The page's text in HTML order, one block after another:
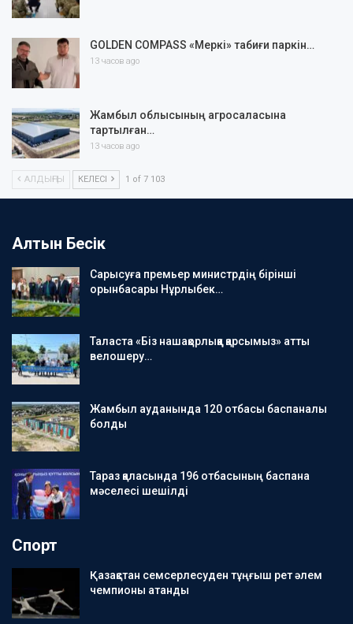
GOLDEN COMPASS «Меркі» табиғи паркін…
13 часов ago
Жамбыл облысының агросаласына
тартылған…
13 часов ago
АЛДЫҢҒЫ КЕЛЕСІ 1 of 7 103
Алтын Бесік
Сарысуға премьер министрдің бірінші
орынбасары Нұрлыбек…
Таласта «Біз нашақорлыққа қарсымыз» атты
велошеру…
Жамбыл ауданында 120 отбасы баспаналы
болды
Тараз қаласында 196 отбасының баспана
мәселесі шешілді
Спорт
Қазақстан семсерлесуден тұңғыш рет әлем
чемпионы атанды